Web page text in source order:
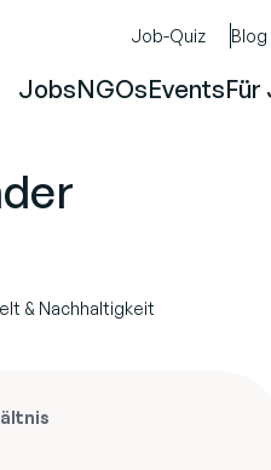
Job-Quiz Blog
JobsNGOsEventsFür
& Nachhaltigkeit